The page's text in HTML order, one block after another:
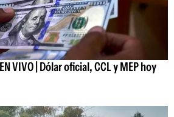
VIVO | Dólar oficial, CCL y MEP hoy